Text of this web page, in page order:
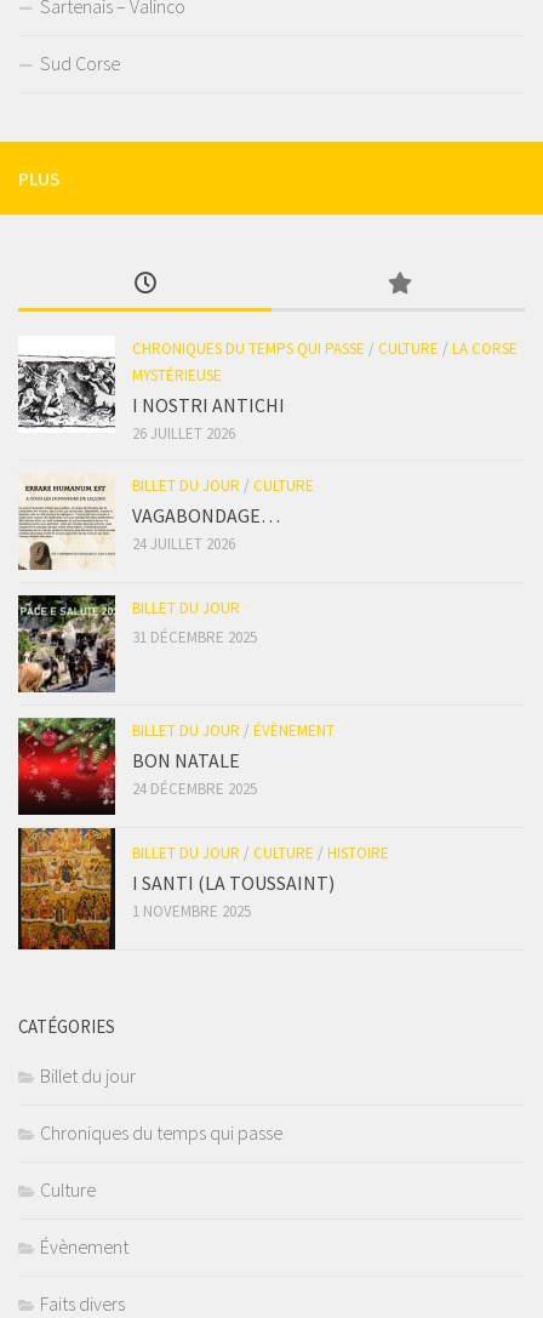
Sartenais – Valinco
Sud Corse
PLUS
CHRONIQUES DU TEMPS QUI PASSE / CULTURE / LA CORSE
MYSTÉRIEUSE
I NOSTRI ANTICHI
26 JUILLET 2026
BILLET DU JOUR / CULTURE
VAGABONDAGE…
24 JUILLET 2026
BILLET DU JOUR
31 DÉCEMBRE 2025
BILLET DU JOUR / ÉVÈNEMENT
BON NATALE
24 DÉCEMBRE 2025
BILLET DU JOUR / CULTURE / HISTOIRE
I SANTI (LA TOUSSAINT)
1 NOVEMBRE 2025
CATÉGORIES
Billet du jour
Chroniques du temps qui passe
Culture
Évènement
Faits divers